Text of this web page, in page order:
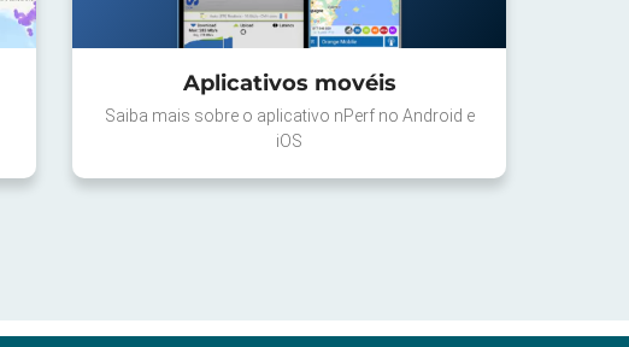
Aplicativos movéis
Saiba mais sobre o aplicativo nPerf no Android e
iOS